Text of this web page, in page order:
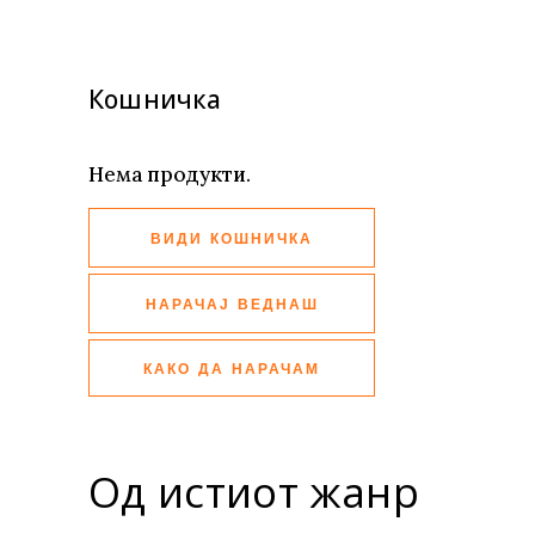
Кошничка
Нема продукти.
ВИДИ КОШНИЧКА
НАРАЧАЈ ВЕДНАШ
КАКО ДА НАРАЧАМ
Од истиот жанр